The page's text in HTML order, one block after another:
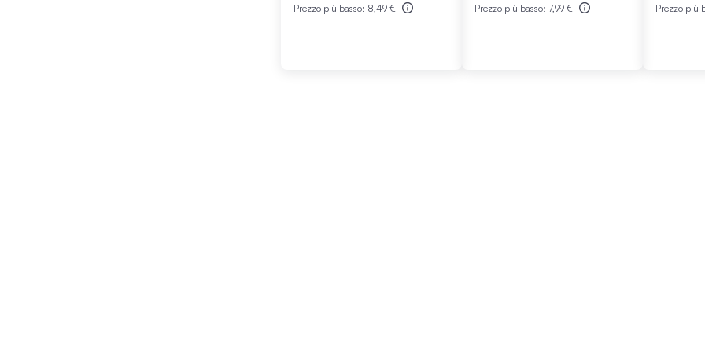
Prezzo più basso: 8,49 €
Prezzo più basso: 7,99 €
Prezzo più